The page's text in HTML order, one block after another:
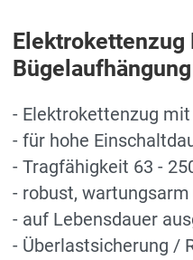
Elektrokettenzug
Bügelaufhängung
- Elektrokettenzug
- für hohe
- Tragfähigkeit 63 -
- robust,
- auf Lebensdauer
- Überlastsicherung /